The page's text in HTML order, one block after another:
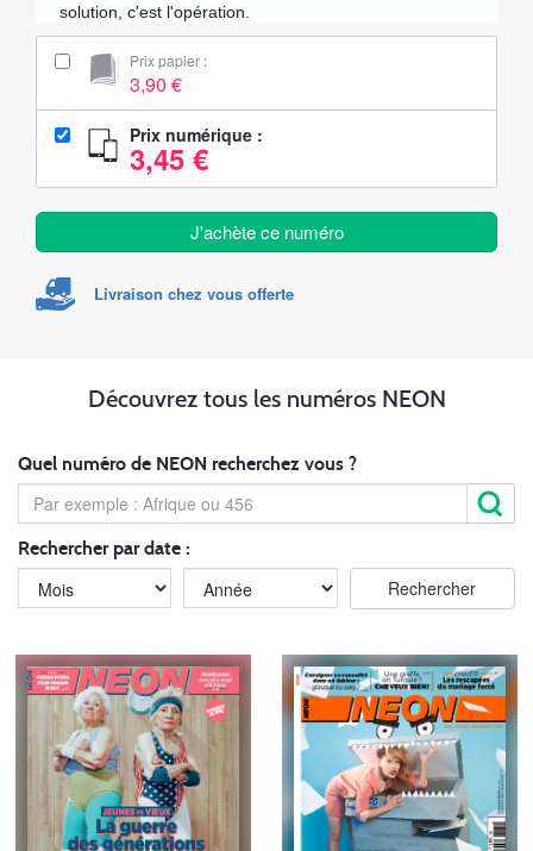
solution, c'est l'opération.
Prix papier :
3,90 €
Prix numérique :
3,45 €
J'achète ce numéro
Livraison chez vous offerte
Découvrez tous les numéros NEON
Quel numéro de NEON recherchez vous ?
Rechercher par date :